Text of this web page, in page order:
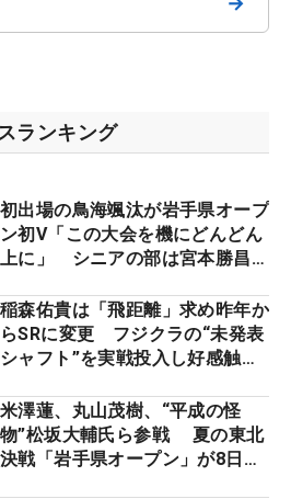
ランキング
初出場の鳥海颯汰が岩手県オープ
ン初V「この大会を機にどんどん
上に」 シニアの部は宮本勝昌が
稲森佑貴は「飛距離」求め昨年か
らSRに変更 フジクラの“未発表
シャフト”を実戦投入し好感触
ーのヒトネタ！】
米澤蓮、丸山茂樹、“平成の怪
物”松坂大輔氏ら参戦 夏の東北
決戦「岩手県オープン」が8日開